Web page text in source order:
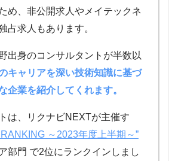
め、非公開求人やメイテックネ
占求人もあります。
出身のコンサルタントが半数以
キャリアを深い技術知識に基づ
企業を紹介してくれます。
は、リクナビNEXTが主催す
～2023年度上半期～”
部門 で2位にランクインしまし